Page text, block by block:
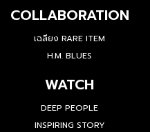
COLLABORATION
เฉลียง RARE ITEM
H.M. BLUES
WATCH
DEEP PEOPLE
INSPIRING STORY